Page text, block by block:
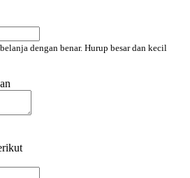
dengan benar. Hurup besar dan kecil